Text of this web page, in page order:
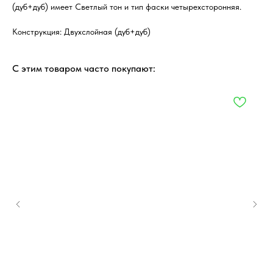
(дуб+дуб) имеет Светлый тон и тип фаски четырехсторонняя.
Конструкция: Двухслойная (дуб+дуб)
С этим товаром часто покупают: